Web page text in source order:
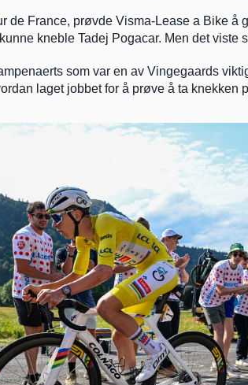
de France, prøvde Visma-Lease a Bike å
kneble Tadej Pogacar. Men det viste
som var en av Vingegaards
laget jobbet for å prøve å ta knekken